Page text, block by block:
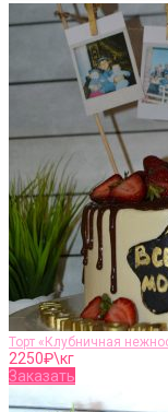
Торт «Клубничная
2250₽\кг
Заказать